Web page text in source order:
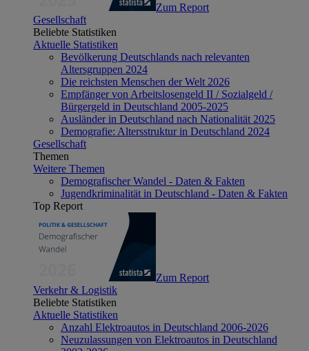
Zum Report
Gesellschaft
Beliebte Statistiken
Aktuelle Statistiken
Bevölkerung Deutschlands nach relevanten
Altersgruppen 2024
Die reichsten Menschen der Welt 2026
Empfänger von Arbeitslosengeld II / Sozialgeld /
Bürgergeld in Deutschland 2005-2025
Ausländer in Deutschland nach Nationalität 2025
Demografie: Altersstruktur in Deutschland 2024
Gesellschaft
Themen
Weitere Themen
Demografischer Wandel - Daten & Fakten
Jugendkriminalität in Deutschland - Daten & Fakten
Top Report
Zum Report
Verkehr & Logistik
Beliebte Statistiken
Aktuelle Statistiken
Anzahl Elektroautos in Deutschland 2006-2026
Neuzulassungen von Elektroautos in Deutschland